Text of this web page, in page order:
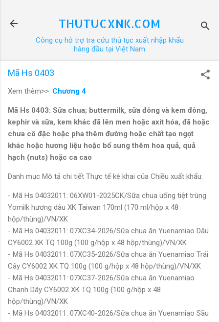
THUTUCXNK.COM
Công cụ hỗ trợ tra cứu thủ tục xuất nhập khẩu
hàng đầu tại Việt Nam
Mã Hs 0403
Xem thêm>> Chương 4
Mã Hs 0403: Sữa chua; buttermilk, sữa đông và kem đông,
kephir và sữa, kem khác đã lên men hoặc axit hóa, đã hoặc
chưa cô đặc hoặc pha thêm đường hoặc chất tạo ngọt
khác hoặc hương liệu hoặc bổ sung thêm hoa quả, quả
hạch (nuts) hoặc ca cao
Danh mục Mô tả chi tiết Thực tế kê khai của Chiều xuất khẩu:
- Mã Hs 04032011: 06XW01-2025CK/Sữa chua uống tiệt trùng
Yomilk hương dâu XK Taiwan 170ml (170 ml/hộp x 48
hộp/thùng)/VN/XK
- Mã Hs 04032011: 07XC34-2026/Sữa chua ăn Yuenamiao Dâu
CY6002 XK TQ 100g (100 g/hộp x 48 hộp/thùng)/VN/XK
- Mã Hs 04032011: 07XC35-2026/Sữa chua ăn Yuenamiao Trái
Cây CY6002 XK TQ 100g (100 g/hộp x 48 hộp/thùng)/VN/XK
- Mã Hs 04032011: 07XC37-2026/Sữa chua ăn Yuenamiao
Chanh Dây CY6002 XK TQ 100g (100 g/hộp x 48
hộp/thùng)/VN/XK
- Mã Hs 04032011: 07XC40-2026/Sữa chua ăn Yuenamiao Sầu